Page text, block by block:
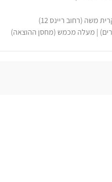
משה (רחוב ריינס 12)
| מעלה מכמש (מחסן ההוצאה)